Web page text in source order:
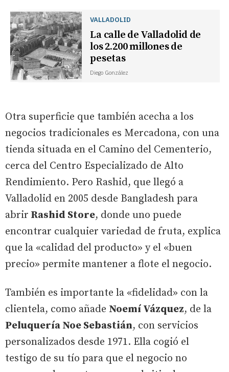
VALLADOLID
La calle de Valladolid de
los 2.200 millones de
pesetas
Diego González
Otra superficie que también acecha a los
negocios tradicionales es Mercadona, con una
tienda situada en el Camino del Cementerio,
cerca del Centro Especializado de Alto
Rendimiento. Pero Rashid, que llegó a
Valladolid en 2005 desde Bangladesh para
abrir Rashid Store, donde uno puede
encontrar cualquier variedad de fruta, explica
que la «calidad del producto» y el «buen
precio» permite mantener a flote el negocio.
También es importante la «fidelidad» con la
clientela, como añade Noemí Vázquez, de la
Peluquería Noe Sebastián, con servicios
personalizados desde 1971. Ella cogió el
testigo de su tío para que el negocio no